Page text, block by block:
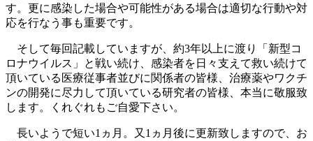
す。更に感染した場合や可能性がある場合は適切な行動や対
応を行なう事も重要です。
そして毎回記載していますが、約3年以上に渡り「新型コ
ロナウイルス」と戦い続け、感染者を日々支えて救い続けて
頂いている医療従事者並びに関係者の皆様、治療薬やワクチ
ンの開発に尽力して頂いている研究者の皆様、本当に敬服致
します。くれぐれもご自愛下さい。
長いようで短い1ヵ月。又1ヵ月後に更新致しますので、お